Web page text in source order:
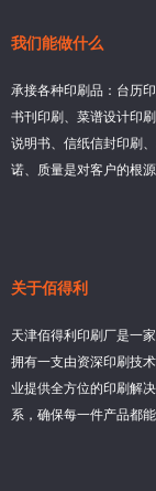
我们能做什么
承接各种印刷品：台历
书刊印刷、菜谱设计印
说明书、信纸信封印刷
诺、质量是对客户的根
关于佰得利
天津佰得利印刷厂是一
拥有一支由资深印刷技
业提供全方位的印刷解
系，确保每一件产品都